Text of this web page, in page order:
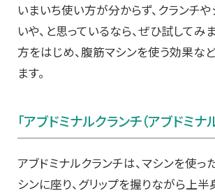
いまいち使い方が分からず、クランチや
いや、と思っているなら、ぜひ試してみ
方をはじめ、腹筋マシンを使う効果な
ます。
「アブドミナルクランチ（アブドミナ
アブドミナルクランチは、マシンを使っ
シンに座り、グリップを握りながら上